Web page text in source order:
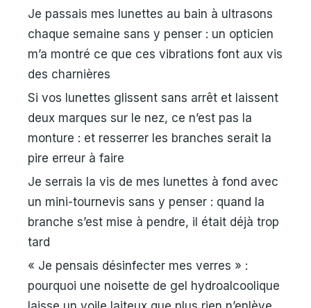
Je passais mes lunettes au bain à ultrasons
chaque semaine sans y penser : un opticien
m’a montré ce que ces vibrations font aux vis
des charnières
Si vos lunettes glissent sans arrêt et laissent
deux marques sur le nez, ce n’est pas la
monture : et resserrer les branches serait la
pire erreur à faire
Je serrais la vis de mes lunettes à fond avec
un mini-tournevis sans y penser : quand la
branche s’est mise à pendre, il était déjà trop
tard
« Je pensais désinfecter mes verres » :
pourquoi une noisette de gel hydroalcoolique